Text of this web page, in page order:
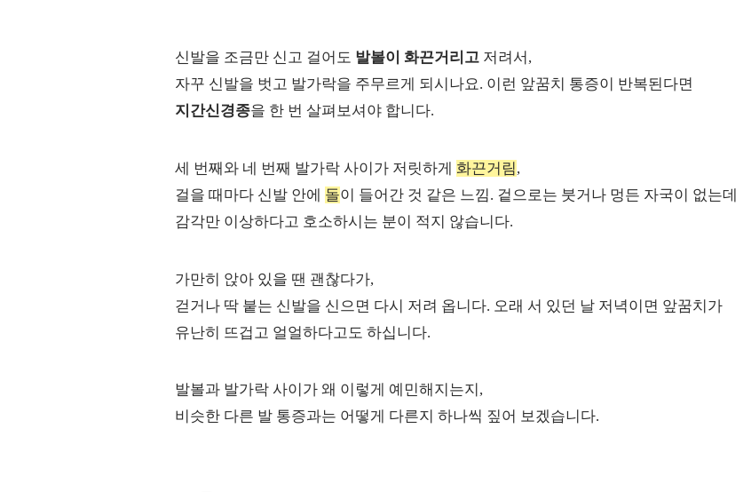
신발을 조금만 신고 걸어도 발볼이 화끈거리고 저려서,
자꾸 신발을 벗고 발가락을 주무르게 되시나요. 이런 앞꿈치 통증이 반복된다면
지간신경종을 한 번 살펴보셔야 합니다.
세 번째와 네 번째 발가락 사이가 저릿하게 화끈거림,
걸을 때마다 신발 안에 돌이 들어간 것 같은 느낌. 겉으로는 붓거나 멍든 자국이 없는데
감각만 이상하다고 호소하시는 분이 적지 않습니다.
가만히 앉아 있을 땐 괜찮다가,
걷거나 딱 붙는 신발을 신으면 다시 저려 옵니다. 오래 서 있던 날 저녁이면 앞꿈치가
유난히 뜨겁고 얼얼하다고도 하십니다.
발볼과 발가락 사이가 왜 이렇게 예민해지는지,
비슷한 다른 발 통증과는 어떻게 다른지 하나씩 짚어 보겠습니다.